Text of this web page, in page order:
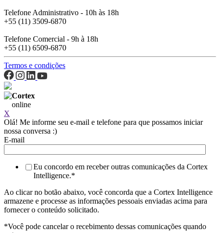
Telefone Administrativo - 10h às 18h
+55 (11) 3509-6870
Telefone Comercial - 9h à 18h
+55 (11) 6509-6870
Termos e condições
Cortex
online
X
Olá! Me informe seu e-mail e telefone para que possamos iniciar
nossa conversa :)
E-mail
Eu concordo em receber outras comunicações da Cortex
Intelligence.*
Ao clicar no botão abaixo, você concorda que a Cortex Intelligence
armazene e processe as informações pessoais enviadas acima para
fornecer o conteúdo solicitado.
*Você pode cancelar o recebimento dessas comunicações quando